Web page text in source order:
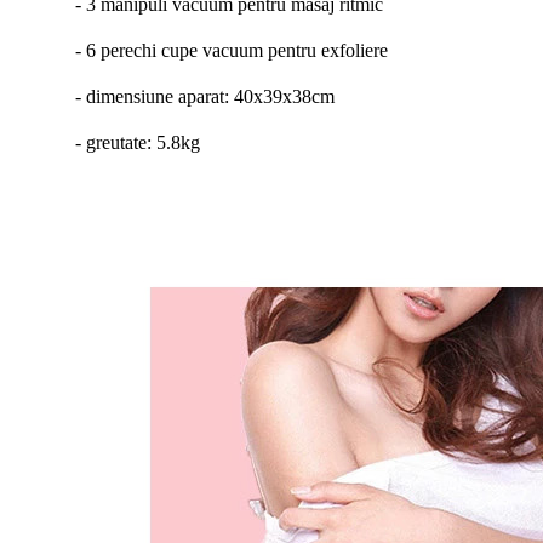
- 6 perechi cupe vacuum pentru exfoliere
- dimensiune aparat: 40x39x38cm
- greutate: 5.8kg